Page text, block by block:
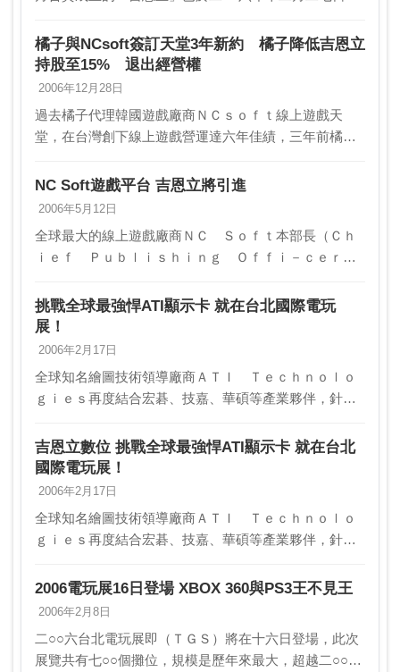
持股八率由五一％降為十五％，並將退出董事會與經營
團…
橘子與NCsoft簽訂天堂3年新約 橘子降低吉恩立
持股至15% 退出經營權
2006年12月28日
過去橘子代理韓國遊戲廠商ＮＣｓｏｆｔ線上遊戲天
堂，在台灣創下線上遊戲營運達六年佳績，三年前橘子
堂Ⅱ，二七日橘子執行長劉柏園與ＮＣｓｏｆｔ執行長
兼總裁金…
NC Soft遊戲平台 吉恩立將引進
2006年5月12日
全球最大的線上遊戲廠商ＮＣ Ｓｏｆｔ本部長（Ｃｈ
ｉｅｆ Ｐｕｂｌｉｓｈｉｎｇ Ｏｆｆｉ－ｃｅｒ）
成熟，遊戲機的線上遊戲市場正持續發展，ＮＣ Ｓｏ
ｆｔ已…
挑戰全球最強悍ATI顯示卡 就在台北國際電玩
展！
2006年2月17日
全球知名繪圖技術領導廠商ＡＴＩ Ｔｅｃｈｎｏｌｏ
ｇｉｅｓ再度結合宏碁、技嘉、華碩等產業夥伴，針對
ｎｅｔ、智冠遊戲網提供內建ＡＴＩ全新Ｒａｄｅｏｎ
ｘ１０…
吉恩立數位 挑戰全球最強悍ATI顯示卡 就在台北
國際電玩展！
2006年2月17日
全球知名繪圖技術領導廠商ＡＴＩ Ｔｅｃｈｎｏｌｏ
ｇｉｅｓ再度結合宏碁、技嘉、華碩等產業夥伴，針對
ｎｅｔ、智冠遊戲網提供內建ＡＴＩ全新Ｒａｄｅｏｎ
ｘ１０…
2006電玩展16日登場 XBOX 360與PS3王不見王
2006年2月8日
二○○六台北電玩展即（ＴＧＳ）將在十六日登場，此次
展覽共有七○○個攤位，規模是歷年來最大，超越二○○四